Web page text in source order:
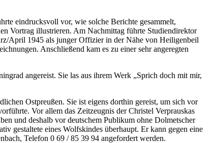
eindrucksvoll vor, wie solche Berichte gesammelt,
Vortrag illustrieren. Am Nachmittag führte Studiendirektor
April 1945 als junger Offizier in der Nähe von Heiligenbeil
Anschließend kam es zu einer sehr angeregten
angereist. Sie las aus ihrem Werk „Sprich doch mit mir,
Ostpreußen. Sie ist eigens dorthin gereist, um sich vor
Vor allem das Zeitzeugnis der Christel Verprauskas
und deshalb vor deutschem Publikum ohne Dolmetscher
gestaltete eines Wolfskindes überhaupt. Er kann gegen eine
Telefon 0 69 / 85 39 94 angefordert werden.